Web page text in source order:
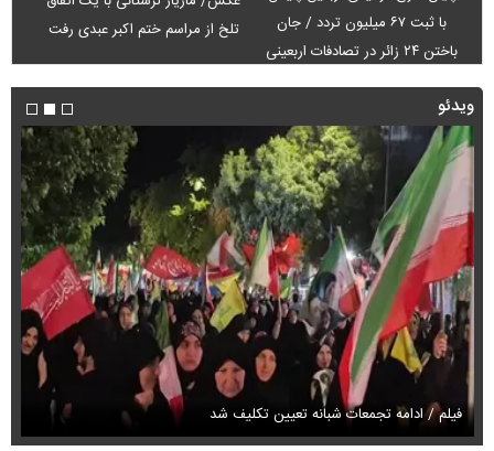
با ثبت ۶۷ میلیون تردد / جان
باختن ۲۴ زائر در تصادفات اربعینی
تلخ از مراسم ختم اکبر عبدی رفت
ویدئو
فیلم / ادامه تجمعات شبانه تعیین تکلیف شد